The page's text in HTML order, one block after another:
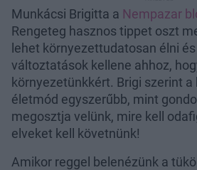
Munkácsi Brigitta a Nempazar
Rengeteg hasznos tippet oszt
lehet környezettudatosan élni
változtatások kellene ahhoz,
környezetünkkért. Brigi szerint
életmód egyszerűbb, mint
megosztja velünk, mire kell
elveket kell követnünk!
Amikor reggel belenézünk a